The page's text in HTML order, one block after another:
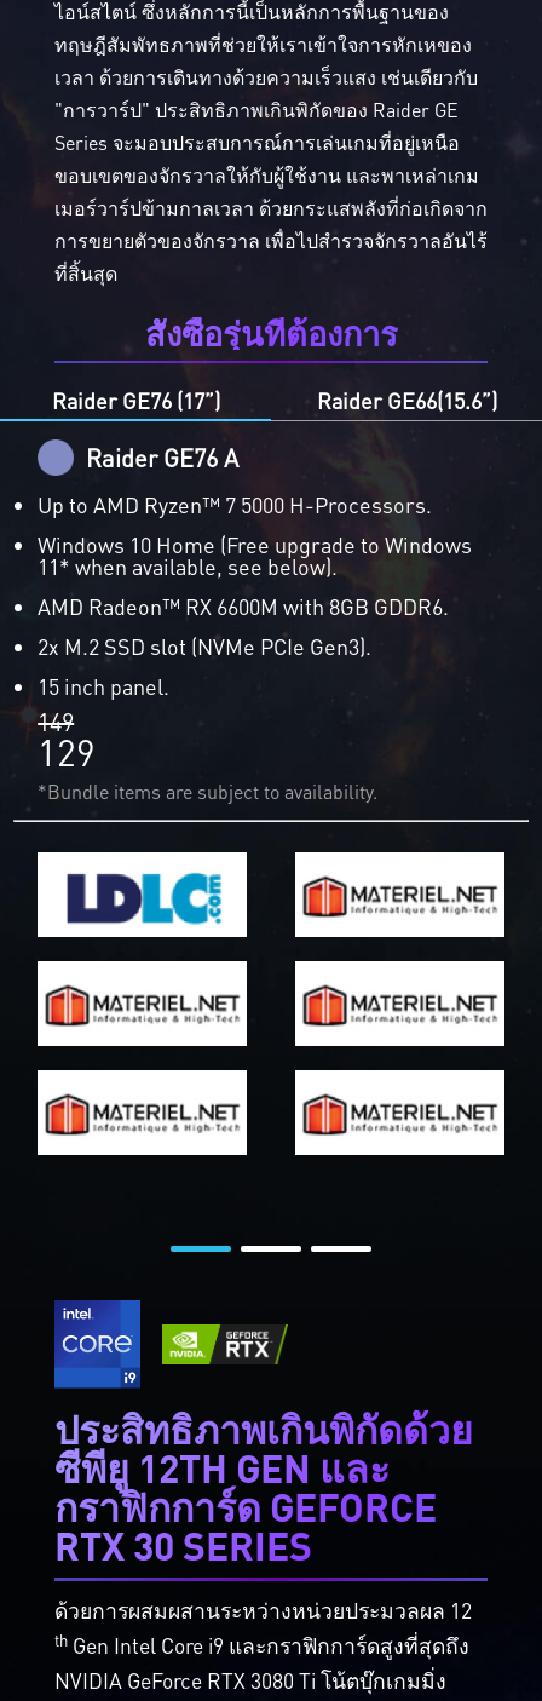
ไอน์สไตน์ ซึ่งหลักการนี้เป็นหลักการพื้นฐานของ
ทฤษฎีสัมพัทธภาพที่ช่วยให้เราเข้าใจการหักเหของ
เวลา ด้วยการเดินทางด้วยความเร็วแสง เช่นเดียวกับ
"การวาร์ป" ประสิทธิภาพเกินพิกัดของ Raider GE
Series จะมอบประสบการณ์การเล่นเกมที่อยู่เหนือ
ขอบเขตของจักรวาลให้กับผู้ใช้งาน และพาเหล่าเกม
เมอร์วาร์ปข้ามกาลเวลา ด้วยกระแสพลังที่ก่อเกิดจาก
การขยายตัวของจักรวาล เพื่อไปสำรวจจักรวาลอันไร้
ที่สิ้นสุด
สั่งซื้อรุ่นที่ต้องการ
Raider GE76 (17”) Raider GE66(15.6”)
Raider GE76 A
Up to AMD Ryzen™ 7 5000 H-Processors.
Windows 10 Home (Free upgrade to Windows
11* when available, see below).
AMD Radeon™ RX 6600M with 8GB GDDR6.
2x M.2 SSD slot (NVMe PCIe Gen3).
15 inch panel.
149
129
*Bundle items are subject to availability.
ประสิทธิภาพเกินพิกัดด้วย
ซีพียู 12TH GEN และ
กราฟิกการ์ด GEFORCE
RTX 30 SERIES
ด้วยการผสมผสานระหว่างหน่วยประมวลผล 12
thGen Intel Core i9 และกราฟิกการ์ดสูงที่สุดถึง
NVIDIA GeForce RTX 3080 Ti โน้ตบุ๊กเกมมิ่ง